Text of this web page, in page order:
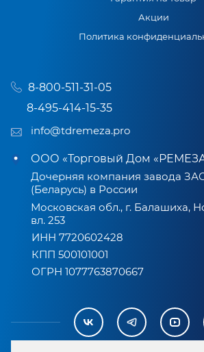
Акции
Политика
8-800-511-31-05
8-495-414-15-35
info@tdremeza.pro
ООО «Торговый Дом
Дочерняя компания завода
(Беларусь) в России
Московская обл., г. Балашиха,
вл. 253
ИНН 7720602428
КПП 500101001
ОГРН 1077763870667